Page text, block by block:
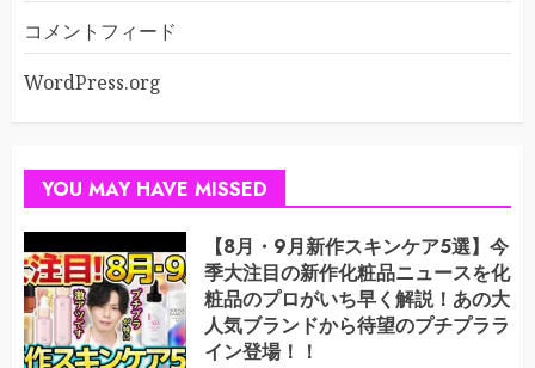
コメントフィード
WordPress.org
YOU MAY HAVE MISSED
【8月・9月新作スキンケア5選】今
季大注目の新作化粧品ニュースを化
粧品のプロがいち早く解説！あの大
人気ブランドから待望のプチプララ
イン登場！！